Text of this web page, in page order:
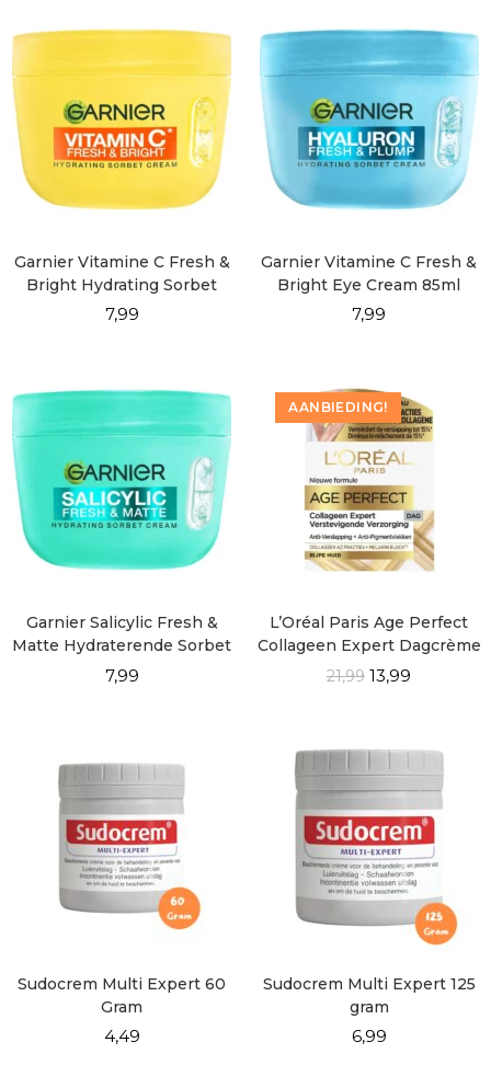
Garnier Vitamine C Fresh &
Bright Hydrating Sorbet
Cream 85ml
7,99
Garnier Vitamine C Fresh &
Bright Eye Cream 85ml
7,99
Garnier Salicylic Fresh &
Matte Hydraterende Sorbet
Creme 85 ML
7,99
AANBIEDING!
L’Oréal Paris Age Perfect
Collageen Expert Dagcrème
50ml
21,99 13,99
Sudocrem Multi Expert 60
Gram
4,49
Sudocrem Multi Expert 125
gram
6,99